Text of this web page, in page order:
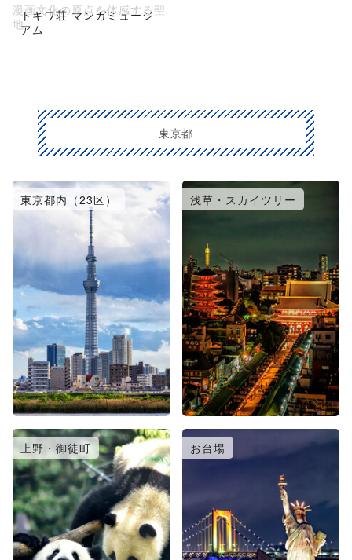
トキワ荘 マンガミュージ
アム
漫画文化の原点を体感する聖
地
東京都
東京都内（23区） 浅草・スカイツリー
上野・御徒町 お台場